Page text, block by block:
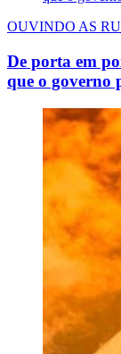
OUVINDO AS
De porta em
que o governo